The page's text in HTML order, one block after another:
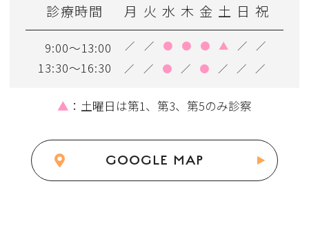
診療時間 月 火 水 木 金 土 日 祝
9:00～13:00 ／ ／ ● ● ● ▲ ／ ／
13:30～16:30 ／ ／ ● ／ ● ／ ／ ／
▲ ：土曜日は第1、第3、第5のみ診察
GOOGLE MAP